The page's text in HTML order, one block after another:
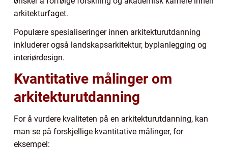
arkitekturfaget.
Populære spesialiseringer innen arkitekturutdanning
inkluderer også landskapsarkitektur, byplanlegging og
interiørdesign.
Kvantitative målinger om
arkitekturutdanning
For å vurdere kvaliteten på en arkitekturutdanning, kan
man se på forskjellige kvantitative målinger, for
eksempel: